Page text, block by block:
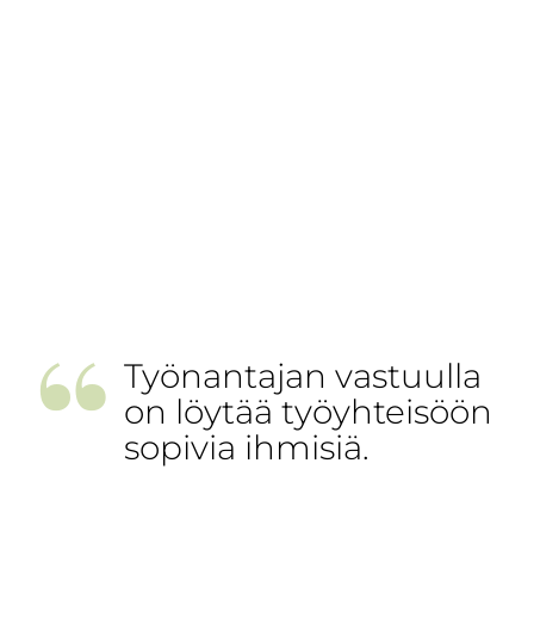
” Työnantajan vastuulla
on löytää työyhteisöön
sopivia ihmisiä.